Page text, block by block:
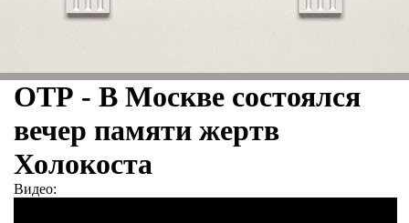
ОТР - В Москве состоялся
вечер памяти жертв
Холокоста
Видео: